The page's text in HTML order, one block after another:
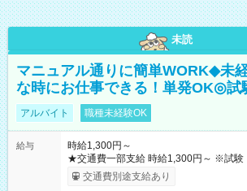
未読
マニュアル通りに簡単WORK◆未
な時にお仕事できる！単発OK◎試
アルバイト 職種未経験OK
給与
時給1,300円～
★交通費一部支給 時給1,300円～ ※試験・役割により手当あり
※勤務回数により昇給あり 【即給（前
り！】 希望される場合、勤務から1週間
交通費別途支給あり